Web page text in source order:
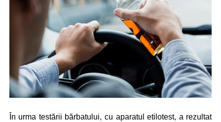
În urma testării bărbatului, cu aparatul etilotest, a rezultat